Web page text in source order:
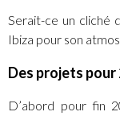
Serait-ce un cliché
Ibiza pour son
Des projets pour
D’abord pour fin